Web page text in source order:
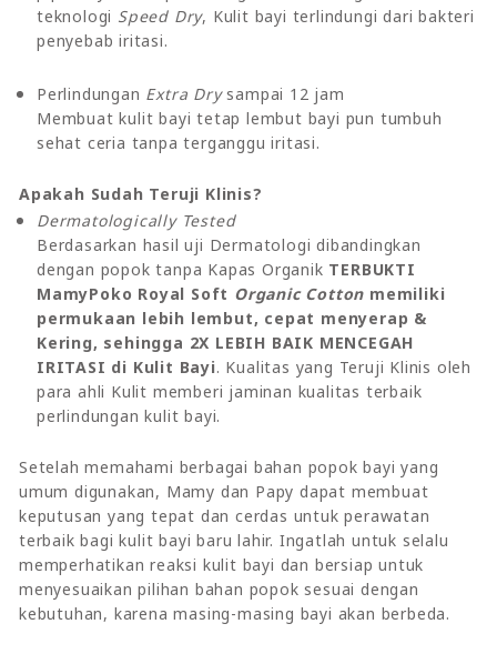
teknologi Speed Dry, Kulit bayi terlindungi dari bakteri
penyebab iritasi.
Perlindungan Extra Drysampai 12 jam
Membuat kulit bayi tetap lembut bayi pun tumbuh
sehat ceria tanpa terganggu iritasi.
Apakah Sudah Teruji Klinis?
Dermatologically Tested
Berdasarkan hasil uji Dermatologi dibandingkan
dengan popok tanpa Kapas Organik TERBUKTI
MamyPoko Royal Soft Organic Cotton memiliki
permukaan lebih lembut, cepat menyerap &
Kering, sehingga 2X LEBIH BAIK MENCEGAH
IRITASI di Kulit Bayi. Kualitas yang Teruji Klinis oleh
para ahli Kulit memberi jaminan kualitas terbaik
perlindungan kulit bayi.
Setelah memahami berbagai bahan popok bayi yang
umum digunakan, Mamy dan Papy dapat membuat
keputusan yang tepat dan cerdas untuk perawatan
terbaik bagi kulit bayi baru lahir. Ingatlah untuk selalu
memperhatikan reaksi kulit bayi dan bersiap untuk
menyesuaikan pilihan bahan popok sesuai dengan
kebutuhan, karena masing-masing bayi akan berbeda.